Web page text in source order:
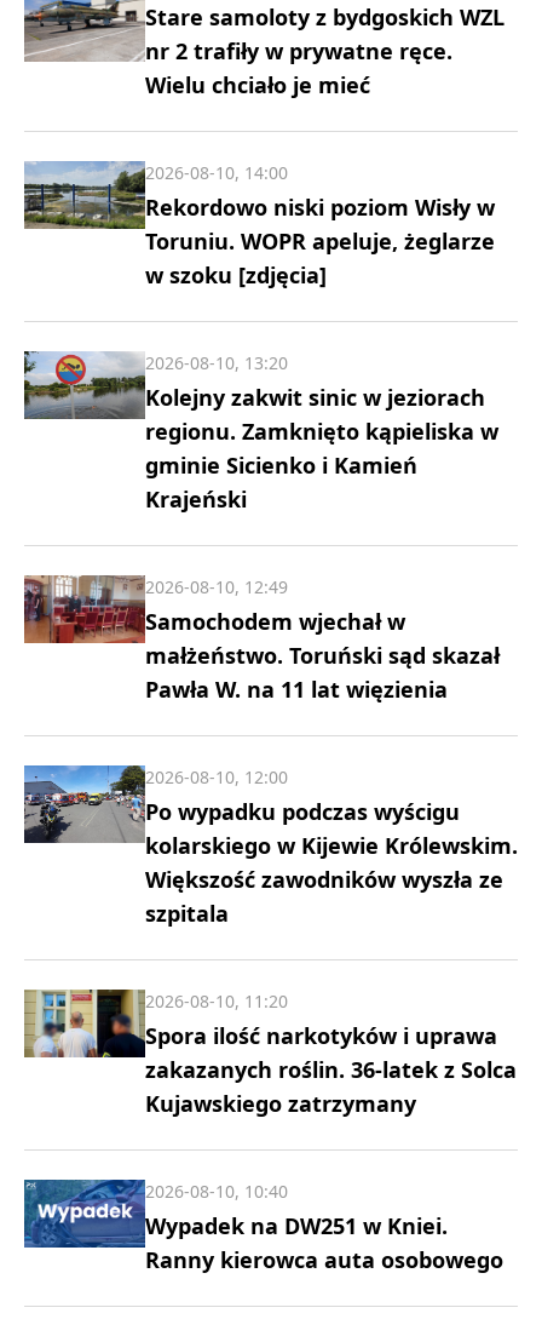
Stare samoloty z bydgoskich WZL
nr 2 trafiły w prywatne ręce.
Wielu chciało je mieć
Rekordowo niski poziom Wisły w
Toruniu. WOPR apeluje, żeglarze
w szoku [zdjęcia]
2026-08-10, 14:00
Kolejny zakwit sinic w jeziorach
regionu. Zamknięto kąpieliska w
gminie Sicienko i Kamień
Krajeński
2026-08-10, 13:20
Samochodem wjechał w
małżeństwo. Toruński sąd skazał
Pawła W. na 11 lat więzienia
2026-08-10, 12:49
Po wypadku podczas wyścigu
kolarskiego w Kijewie Królewskim.
Większość zawodników wyszła ze
szpitala
2026-08-10, 12:00
Spora ilość narkotyków i uprawa
zakazanych roślin. 36-latek z Solca
Kujawskiego zatrzymany
2026-08-10, 11:20
Wypadek na DW251 w Kniei.
Ranny kierowca auta osobowego
2026-08-10, 10:40